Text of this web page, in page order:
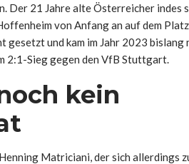
Der 21 Jahre alte Österreicher indes
von Anfang an auf dem
und kam im Jahr 2023 bislang
2:1-Sieg gegen den VfB Stuttgart.
kein
Matriciani, der sich allerdings